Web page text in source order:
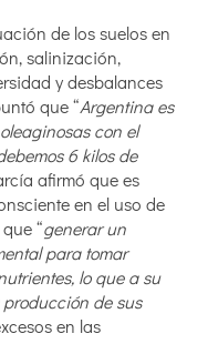
de los suelos en
salinización,
y desbalances
que “Argentina es
con el
6 kilos de
afirmó que es
en el uso de
“generar un
para tomar
lo que a su
de sus
en las